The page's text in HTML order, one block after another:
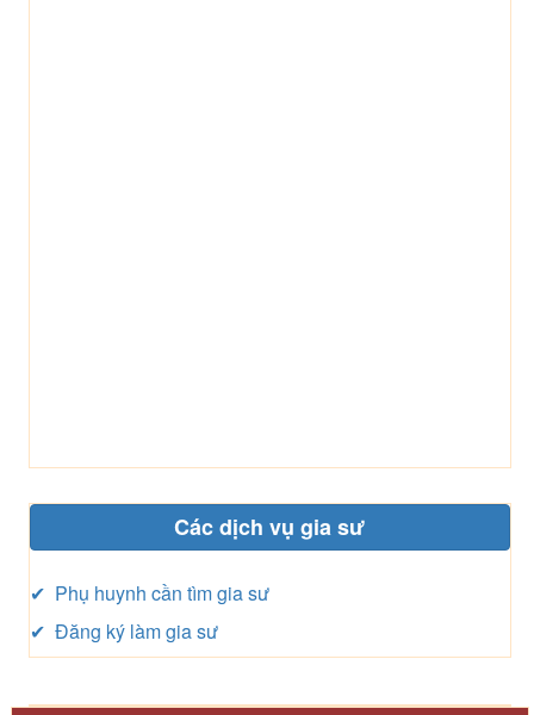
Các dịch vụ gia sư
✔ Phụ huynh cần tìm gia sư
✔ Đăng ký làm gia sư